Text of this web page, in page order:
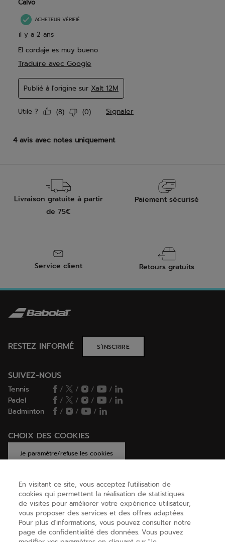
Livraison gratuite à partir
de 75€
Paiement sécurisé
Service client Retours gratuits
RESTEZ INFORMÉ S’INSCRIRE
SUIVEZ-NOUS
Tennis / / /
/
Padel
/ / /
/
Badminton
/ / /
CHOIX DES COOKIES
Je paramètre/refuse les cookies
AIDE
A PROPOS
En visitant ce site, vous acceptez l'utilisation de
cookies qui permettent la réalisation de statistiques
de visites pour améliorer votre expérience utilisateur,
vous proposer des services et des offres adaptées.
Pour plus d'informations, vous pouvez consulter notre
page de confidentialité des données. Vous pouvez